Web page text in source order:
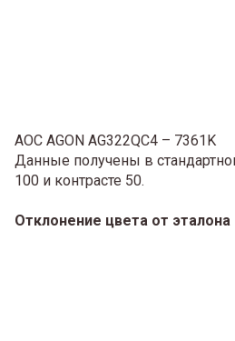
AOC AGON AG322QC4 – 7361K
Данные получены в
100 и контрасте 50.
Отклонение цвета от эталона